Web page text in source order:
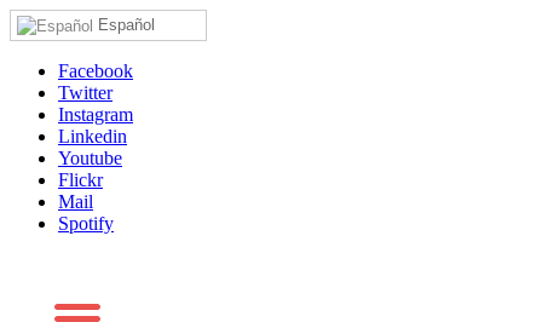
Español
Facebook
Twitter
Instagram
Linkedin
Youtube
Flickr
Mail
Spotify